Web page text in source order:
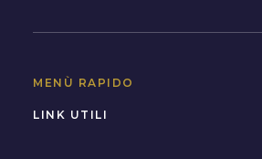
MENÙ RAPIDO
LINK UTILI